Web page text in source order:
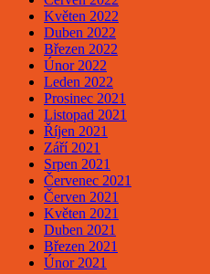
Květen 2022
Duben 2022
Březen 2022
Únor 2022
Leden 2022
Prosinec 2021
Listopad 2021
Říjen 2021
Září 2021
Srpen 2021
Červenec 2021
Červen 2021
Květen 2021
Duben 2021
Březen 2021
Únor 2021